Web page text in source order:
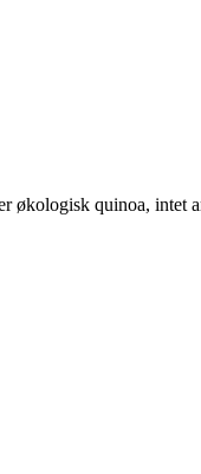
økologisk quinoa, intet